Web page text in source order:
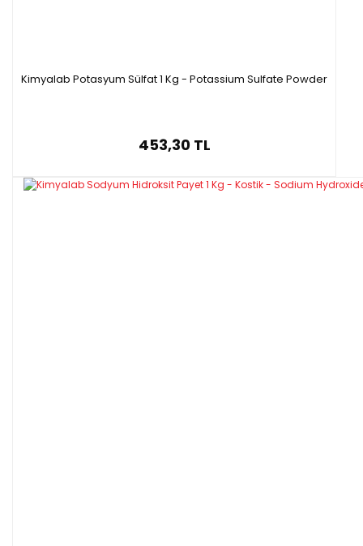
Kimyalab Potasyum Sülfat 1 Kg - Potassium Sulfate Powder
453,30 TL